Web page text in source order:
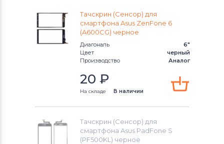
Phone
Тачскрины для смартфонов
Тачскрины для смартфонов
Тачскрины для смартфонов
Prestigio
Тачскрины для смартфоновZopo
Тачскрин (Сенсор) для
смартфона Asus ZenFone 6
(A600CG) черное
Диагональ
6"
Цвет
черный
Производство
Аналог
20 ₽
На складе В наличии
Тачскрин (Сенсор) для
смартфона Asus PadFone S
(PF500KL) черное